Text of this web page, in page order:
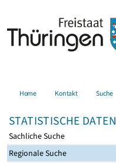
Home Kontakt Suche
STATISTISCHE DATEN
Sachliche Suche
Regionale Suche